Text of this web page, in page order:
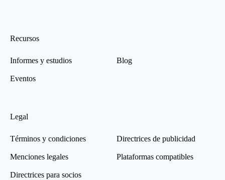
Recursos
Informes y estudios
Eventos
Blog
Legal
Términos y condiciones
Menciones legales
Directrices para socios
Directrices de publicidad
Plataformas compatibles